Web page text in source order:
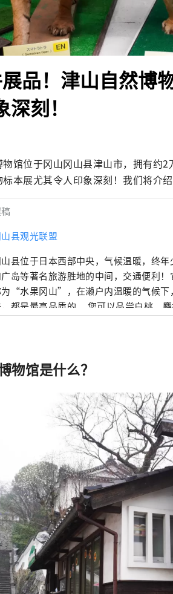
品！津山自然
刻！
馆位于冈山冈山县津山市，拥有约
本展尤其令人印象深刻！我们将介
县观光联盟
山县位于日本西部中央，气候温暖，终
岛等著名旅游胜地的中间，交通便利！它也
“水果冈山”，在濑户内温暖的气候下
都是最高品质的。 您可以品尝白桃、麝香葡
级的旅游景点，包括冈山城、日本三大
物馆是什么？